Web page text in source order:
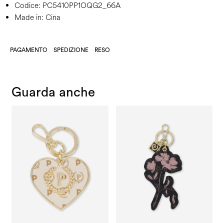
Codice: PC5410PP1OQG2_66A
Made in: Cina
PAGAMENTO SPEDIZIONE RESO
Guarda anche